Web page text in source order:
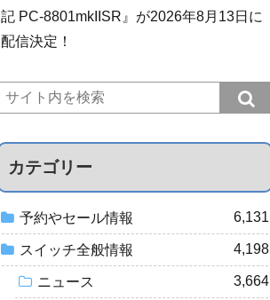
記 PC-8801mkIISR』が2026年8月13日に
配信決定！
カテゴリー
予約やセール情報 6,131
スイッチ全般情報 4,198
ニュース 3,664